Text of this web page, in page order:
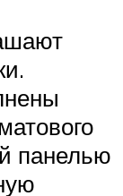
панелью